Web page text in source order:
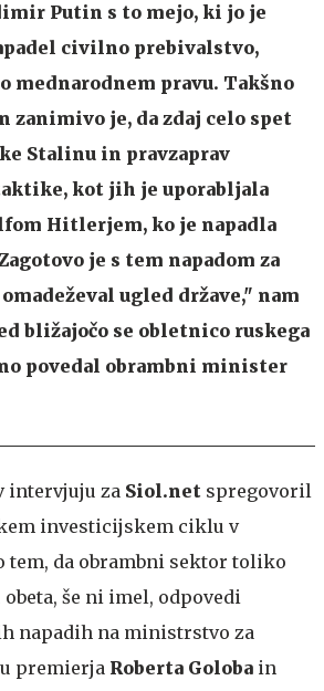
Putin s to mejo, ki jo je
civilno prebivalstvo,
mednarodnem pravu. Takšno
zanimivo je, da zdaj celo spet
Stalinu in pravzaprav
kot jih je uporabljala
Hitlerjem, ko je napadla
je s tem napadom za
ugled države," nam
bližajočo se obletnico ruskega
povedal obrambni minister
intervjuju za Siol.net spregovoril
investicijskem ciklu v
tem, da obrambni sektor toliko
še ni imel, odpovedi
napadih na ministrstvo za
premierja Roberta Goloba in